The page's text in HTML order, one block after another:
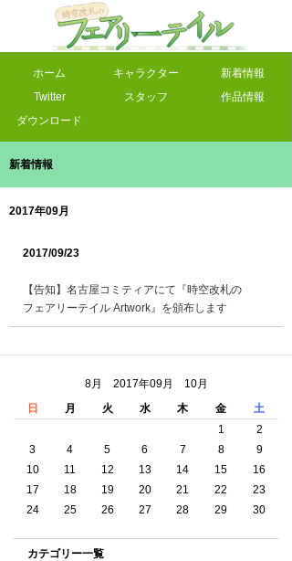
ホーム キャラクター
新着情報
Twitter
スタッフ
作品情報
ダウンロード
新着情報
2017年09月
2017/09/23
【告知】名古屋コミティアにて『時空改札の
フェアリーテイル Artwork』を頒布します
8月 2017年09月 10月
日
月 火 水 木 金
土
1
2
3
4 5 6 7 8
9
10
11 12 13 14 15
16
17
18 19 20 21 22
23
24
25 26 27 28 29 30
カテゴリー一覧